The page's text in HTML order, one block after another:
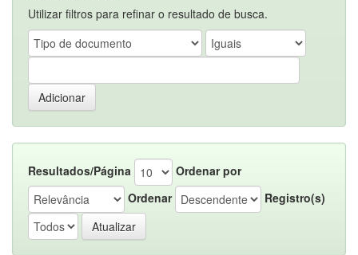
Utilizar filtros para refinar o resultado de busca.
Resultados/Página
Ordenar por
Ordenar
Registro(s)